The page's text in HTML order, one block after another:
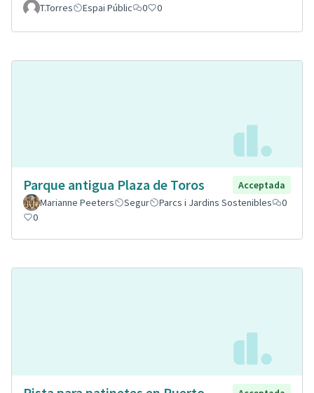
T.Torres Espai Públic 0 0
Parque antigua Plaza de Toros
Acceptada
Marianne Peeters
Segur Parcs i Jardins Sostenibles
0
0